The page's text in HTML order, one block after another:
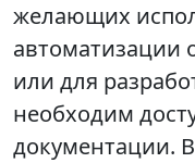
желающих
автоматизации
или для
необходим
документации.